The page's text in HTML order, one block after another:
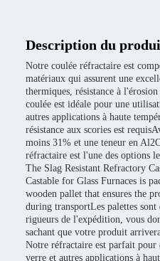
Description du
Notre coulée réfractaire est
matériaux qui assurent une
thermiques, résistance à
coulée est idéale pour une
autres applications à haute
résistance aux scories est
moins 31% et une teneur en
réfractaire est l'une des options
The Slag Resistant Refractory
Castable for Glass Furnaces is
wooden pallet that ensures the
during transportLes palettes
rigueurs de l'expédition, vous
sachant que votre produit
Notre réfractaire est parfait pour
verre et autres applications à